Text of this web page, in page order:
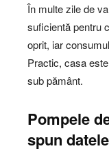
În multe zile de
suficientă pentru
oprit, iar
Practic, casa
sub pământ.
Pompele
spun